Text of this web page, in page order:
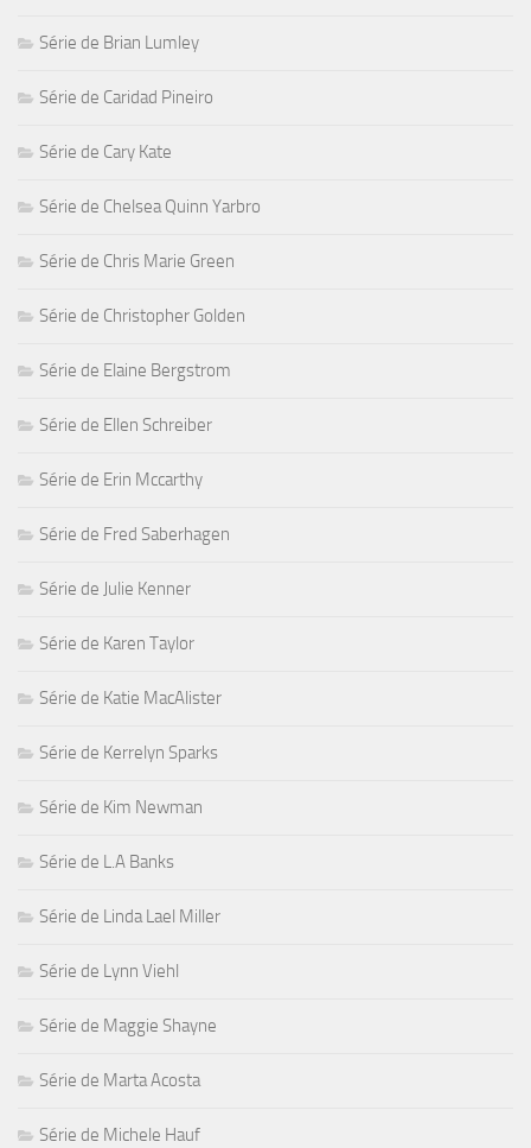
Série de Brian Lumley
Série de Caridad Pineiro
Série de Cary Kate
Série de Chelsea Quinn Yarbro
Série de Chris Marie Green
Série de Christopher Golden
Série de Elaine Bergstrom
Série de Ellen Schreiber
Série de Erin Mccarthy
Série de Fred Saberhagen
Série de Julie Kenner
Série de Karen Taylor
Série de Katie MacAlister
Série de Kerrelyn Sparks
Série de Kim Newman
Série de L.A Banks
Série de Linda Lael Miller
Série de Lynn Viehl
Série de Maggie Shayne
Série de Marta Acosta
Série de Michele Hauf